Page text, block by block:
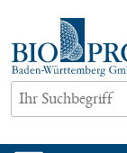
springen